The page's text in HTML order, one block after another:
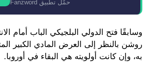
حمّل تطبيق Fanzword
وسابقًا فتح الدولي البلجيكي الباب أمام
روشن بالنظر إلى العرض المادي الكبير
به، وإن كانت أولويته هي البقاء في أوروبا.